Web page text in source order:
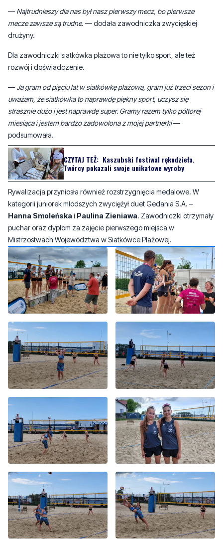
— Najtrudnieszy dla nas był nasz pierwszy mecz, bo pierwsze
mecze zawsze są trudne. — dodała zawodniczka zwycięskiej
drużyny.
Dla zawodniczki siatkówka plażowa to nie tylko sport, ale też
rozwój i doświadczenie.
—Ja gram od pięciu lat w siatkówkę plażową, gram już trzeci sezon i
uważam, że siatkówka to naprawdę piękny sport, uczysz się
strasznie dużo i jest naprawdę super. Gramy razem tylko półtorej
miesiąca i jestem bardzo zadowolona z mojej partnerki—
podsumowała.
CZYTAJ TEŻ: Kaszubski festiwal rękodzieła.
Twórcy pokazali swoje unikatowe wyroby
Rywalizacja przyniosła również rozstrzygnięcia medalowe. W
kategorii juniorek młodszych zwyciężył duet Gedania S.A. –
Hanna Smoleńska i Paulina Zieniawa. Zawodniczki otrzymały
puchar oraz dyplom za zajęcie pierwszego miejsca w
Mistrzostwach Województwa w Siatkówce Plażowej.